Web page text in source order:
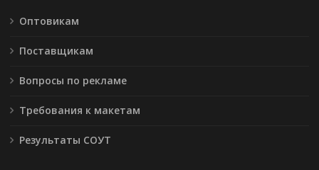
Оптовикам
Поставщикам
Вопросы по рекламе
Требования к макетам
Результаты СОУТ